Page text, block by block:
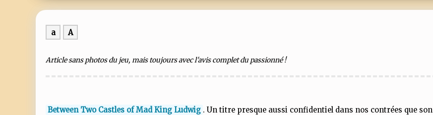
a A
Article sans photos du jeu, mais toujours avec l'avis complet du passionné !
Between Two Castles of Mad King Ludwig . Un titre presque aussi confidentiel dans nos contrées que son